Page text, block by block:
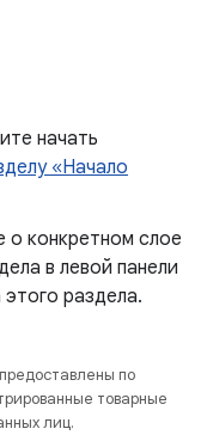
начать
«Начало
о конкретном слое
в левой панели
раздела.
по
товарные
лиц.